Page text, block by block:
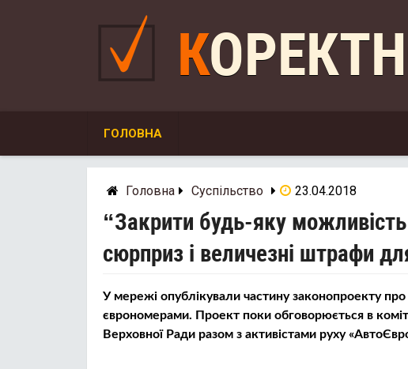
ГОЛОВНА
Головна Суспільство 23.04.2018
“Закрити будь-яку
сюрприз і величезні штрафи
У мережі опублікували частину законопроекту про
єврономерами. Проект поки обговорюється в
Верховної Ради разом з активістами руху